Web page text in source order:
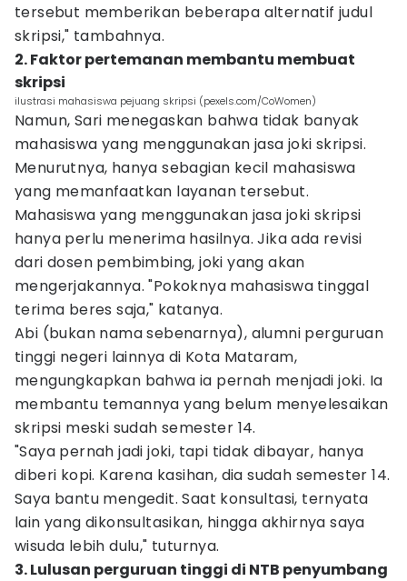
tersebut memberikan beberapa alternatif judul
skripsi," tambahnya.
2. Faktor pertemanan membantu membuat
skripsi
ilustrasi mahasiswa pejuang skripsi (pexels.com/CoWomen)
Namun, Sari menegaskan bahwa tidak banyak
mahasiswa yang menggunakan jasa joki skripsi.
Menurutnya, hanya sebagian kecil mahasiswa
yang memanfaatkan layanan tersebut.
Mahasiswa yang menggunakan jasa joki skripsi
hanya perlu menerima hasilnya. Jika ada revisi
dari dosen pembimbing, joki yang akan
mengerjakannya. "Pokoknya mahasiswa tinggal
terima beres saja," katanya.
Abi (bukan nama sebenarnya), alumni perguruan
tinggi negeri lainnya di Kota Mataram,
mengungkapkan bahwa ia pernah menjadi joki. Ia
membantu temannya yang belum menyelesaikan
skripsi meski sudah semester 14.
"Saya pernah jadi joki, tapi tidak dibayar, hanya
diberi kopi. Karena kasihan, dia sudah semester 14.
Saya bantu mengedit. Saat konsultasi, ternyata
lain yang dikonsultasikan, hingga akhirnya saya
wisuda lebih dulu," tuturnya.
3. Lulusan perguruan tinggi di NTB penyumbang